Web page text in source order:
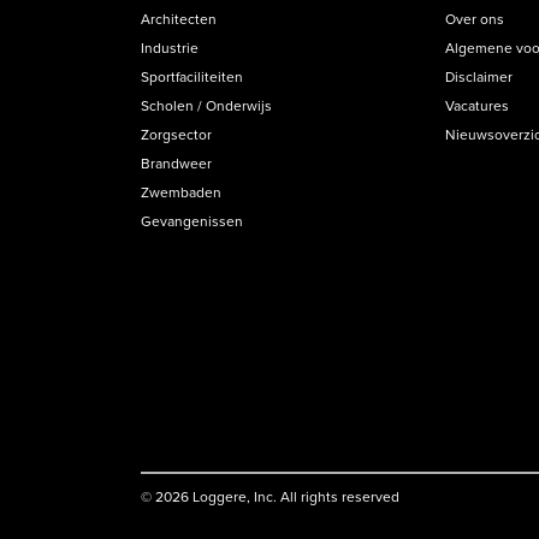
Architecten
Industrie
Sportfaciliteiten
Scholen / Onderwijs
Zorgsector
Brandweer
Zwembaden
Gevangenissen
Over ons
Algemene
Disclaimer
Vacatures
© 2026 Loggere, Inc. All rights reserved